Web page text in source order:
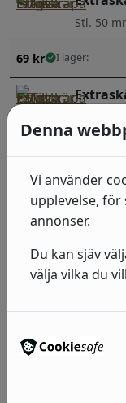
Stl. 50
69 kr I lager:
Stl. 80 mm
107 I lager:
Denna
Vi använder
upplevelse,
annonser.
Du kan sjäv
välja vilka du